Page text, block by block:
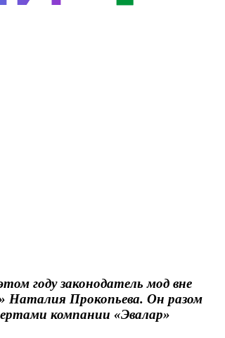
году законодатель мод вне
Наталия Прокопьева. Он разом
компании «Эвалар»